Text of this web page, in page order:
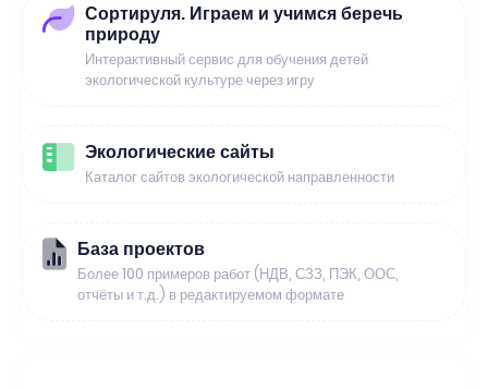
Сортируля. Играем и учимся беречь
природу
Интерактивный сервис для обучения детей
экологической культуре через игру
Экологические сайты
Каталог сайтов экологической направленности
База проектов
Более 100 примеров работ (НДВ, СЗЗ, ПЭК, ООС,
отчёты и т.д.) в редактируемом формате